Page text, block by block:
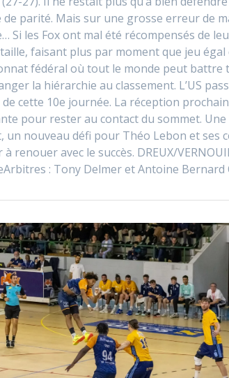
de parité. Mais sur une grosse erreur de
Si les Fox ont mal été récompensés de
faisant plus par moment que jeu égal
fédéral où tout le monde peut
la hiérarchie au classement. L’US
de cette 10e journée. La réception
pour rester au contact du sommet.
un nouveau défi pour Théo Lebon et
à renouer avec le succès. DREUX/
: Tony Delmer et Antoine